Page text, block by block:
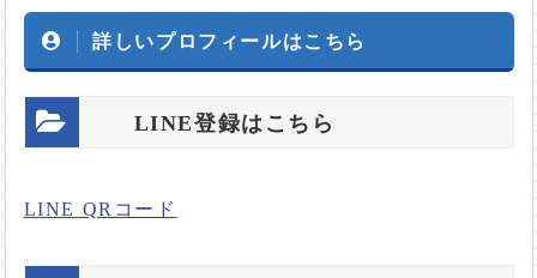
詳しいプロフィールはこちら
LINE登録はこちら
LINE QRコード